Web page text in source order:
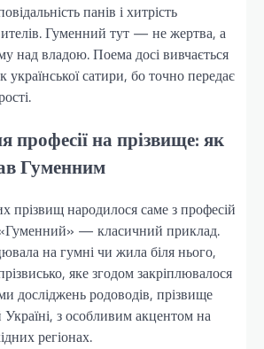
панів і хитрість
Гуменний тут — не жертва, а
над владою. Поема досі вивчається
української сатири, бо точно передає
професії на прізвище: як
Гуменним
прізвищ народилося саме з професій
— класичний приклад.
на гумні чи жила біля нього,
яке згодом закріплювалося
досліджень родоводів, прізвище
з особливим акцентом на
регіонах.